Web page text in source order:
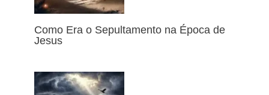
Como Era o Sepultamento na Época de
Jesus